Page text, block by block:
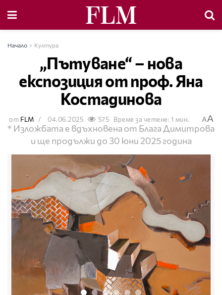
Начало Култура
„Пътуване“ – нова
експозиция от проф. Яна
Костадинова
от FLM 04.06.2025 575 Време за четене: 1 мин. AA
* Изложбата е вдъхновена от Блага Димитрова
и ще продължи до 30 юни 2025 година